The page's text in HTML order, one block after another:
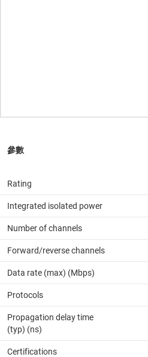
Rating
Integrated isolated power
Number of channels
Forward/reverse channels
Data rate (max) (Mbps)
Protocols
Propagation delay time
(typ) (ns)
Certifications